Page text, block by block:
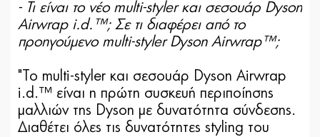
- Τι είναι το νέο multi-styler και σεσουάρ Dyson
Airwrap i.d.™; Σε τι διαφέρει από το
προηγούμενο multi-styler Dyson Airwrap™;
"Το multi-styler και σεσουάρ Dyson Airwrap
i.d.™ είναι η πρώτη συσκευή περιποίησης
μαλλιών της Dyson με δυνατότητα σύνδεσης.
Διαθέτει όλες τις δυνατότητες styling του